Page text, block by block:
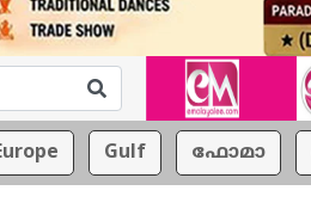
Gulf ഫോമാ